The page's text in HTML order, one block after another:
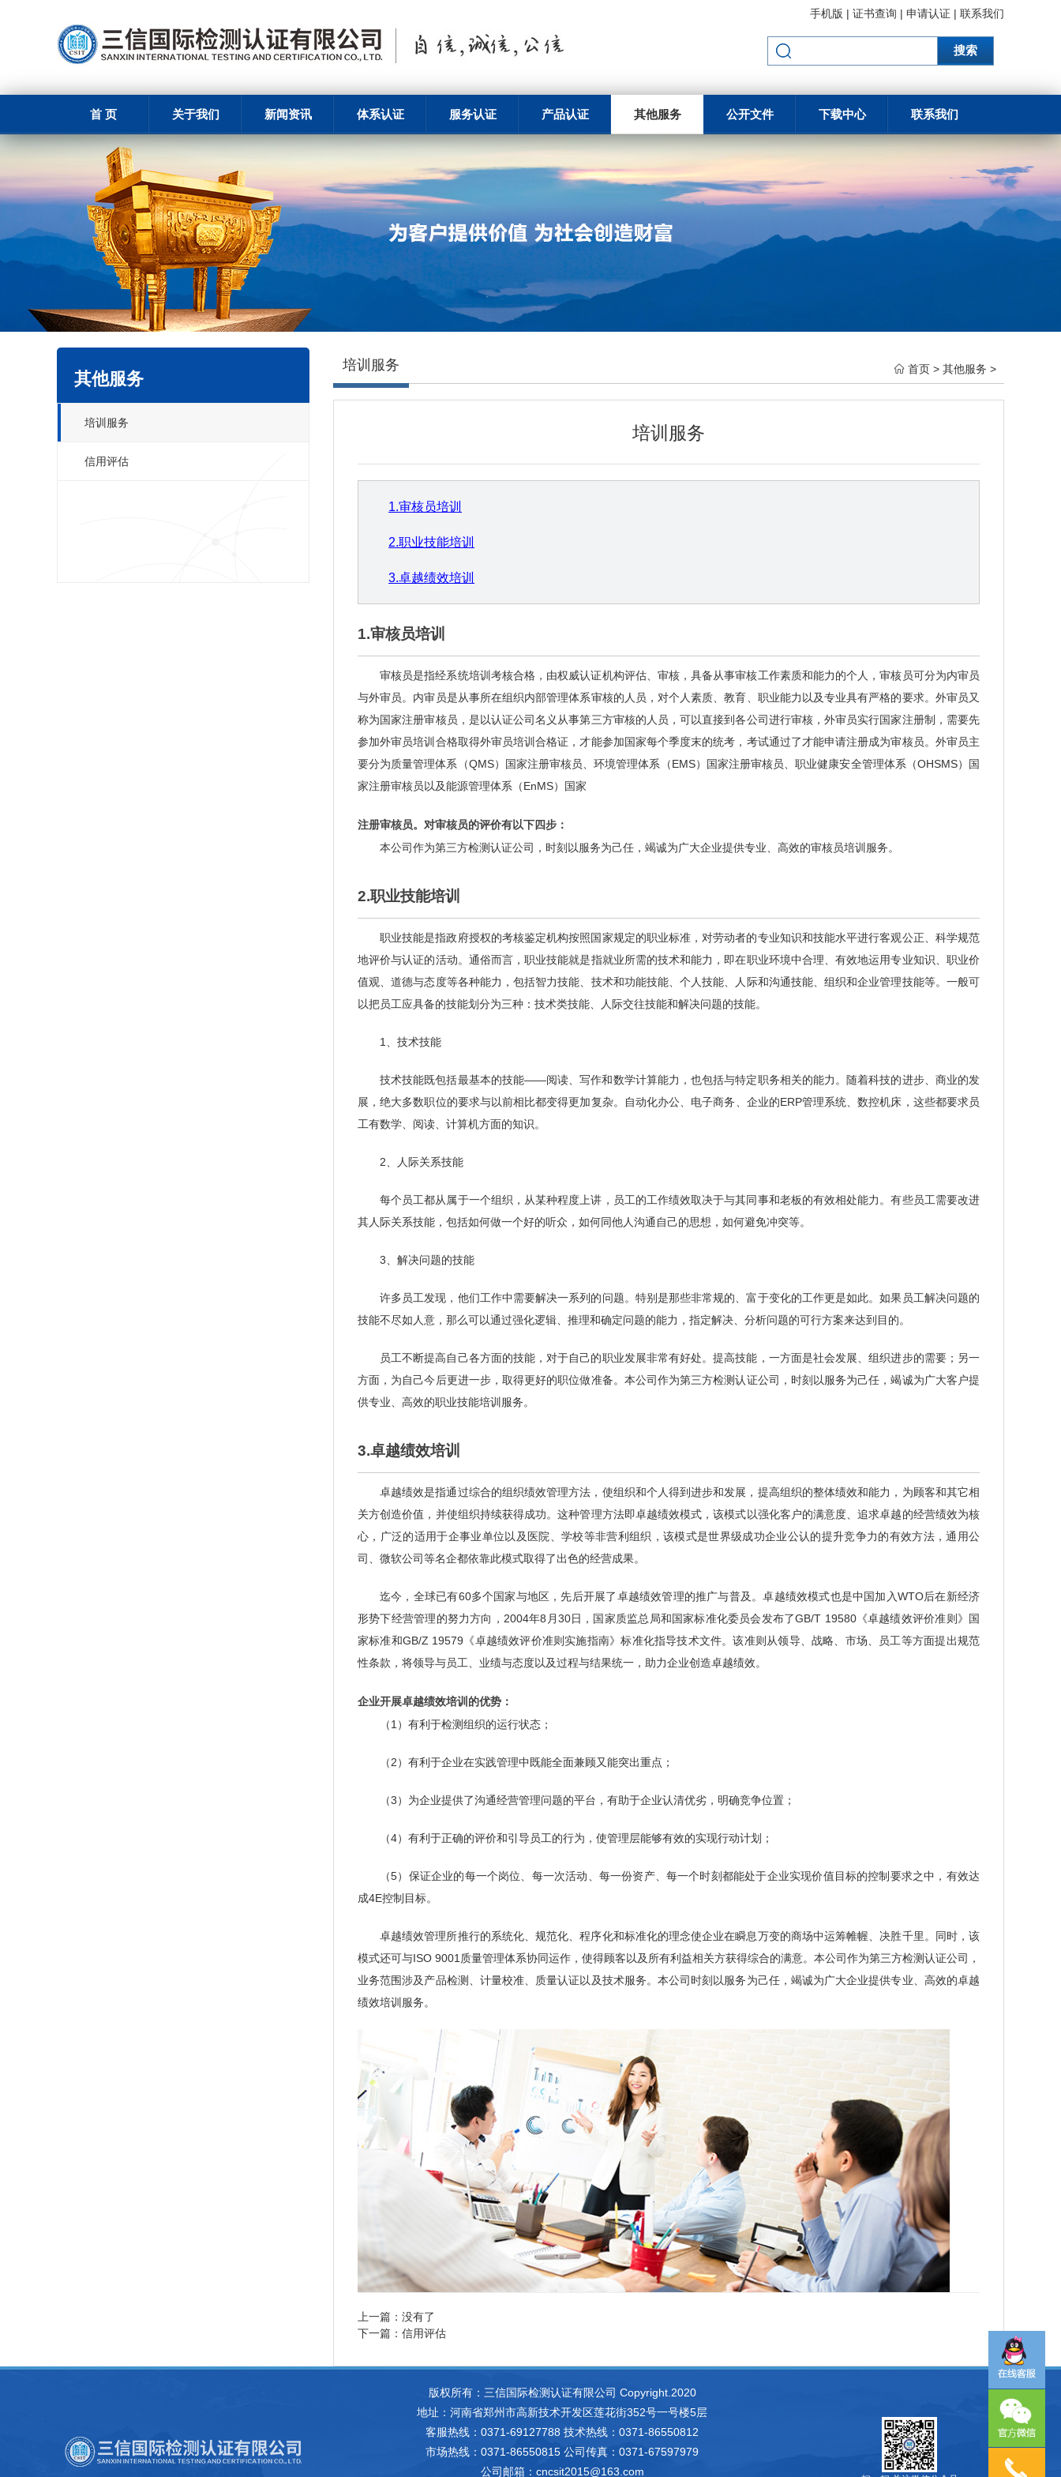
手机版 | 证书查询 | 申请认证 | 联系我们
搜索
首 页 关于我们 新闻资讯 体系认证 服务认证 产品认证 其他服务 公开文件 下载中心 联系我们
其他服务
培训服务
信用评估
培训服务  首页 > 其他服务 >
培训服务
1.审核员培训
2.职业技能培训
3.卓越绩效培训
1.审核员培训
审核员是指经系统培训考核合格，由权威认证机构评估、审核，具备从事审核工作素质和能力的个人，审核员可分为内审员
与外审员。内审员是从事所在组织内部管理体系审核的人员，对个人素质、教育、职业能力以及专业具有严格的要求。外审员又
称为国家注册审核员，是以认证公司名义从事第三方审核的人员，可以直接到各公司进行审核，外审员实行国家注册制，需要先
参加外审员培训合格取得外审员培训合格证，才能参加国家每个季度末的统考，考试通过了才能申请注册成为审核员。外审员主
要分为质量管理体系（QMS）国家注册审核员、环境管理体系（EMS）国家注册审核员、职业健康安全管理体系（OHSMS）国
家注册审核员以及能源管理体系（EnMS）国家
注册审核员。对审核员的评价有以下四步：
本公司作为第三方检测认证公司，时刻以服务为己任，竭诚为广大企业提供专业、高效的审核员培训服务。
2.职业技能培训
职业技能是指政府授权的考核鉴定机构按照国家规定的职业标准，对劳动者的专业知识和技能水平进行客观公正、科学规范
地评价与认证的活动。通俗而言，职业技能就是指就业所需的技术和能力，即在职业环境中合理、有效地运用专业知识、职业价
值观、道德与态度等各种能力，包括智力技能、技术和功能技能、个人技能、人际和沟通技能、组织和企业管理技能等。一般可
以把员工应具备的技能划分为三种：技术类技能、人际交往技能和解决问题的技能。
1、技术技能
技术技能既包括最基本的技能——阅读、写作和数学计算能力，也包括与特定职务相关的能力。随着科技的进步、商业的发
展，绝大多数职位的要求与以前相比都变得更加复杂。自动化办公、电子商务、企业的ERP管理系统、数控机床，这些都要求员
工有数学、阅读、计算机方面的知识。
2、人际关系技能
每个员工都从属于一个组织，从某种程度上讲，员工的工作绩效取决于与其同事和老板的有效相处能力。有些员工需要改进
其人际关系技能，包括如何做一个好的听众，如何同他人沟通自己的思想，如何避免冲突等。
3、解决问题的技能
许多员工发现，他们工作中需要解决一系列的问题。特别是那些非常规的、富于变化的工作更是如此。如果员工解决问题的
技能不尽如人意，那么可以通过强化逻辑、推理和确定问题的能力，指定解决、分析问题的可行方案来达到目的。
员工不断提高自己各方面的技能，对于自己的职业发展非常有好处。提高技能，一方面是社会发展、组织进步的需要；另一
方面，为自己今后更进一步，取得更好的职位做准备。本公司作为第三方检测认证公司，时刻以服务为己任，竭诚为广大客户提
供专业、高效的职业技能培训服务。
3.卓越绩效培训
卓越绩效是指通过综合的组织绩效管理方法，使组织和个人得到进步和发展，提高组织的整体绩效和能力，为顾客和其它相
关方创造价值，并使组织持续获得成功。这种管理方法即卓越绩效模式，该模式以强化客户的满意度、追求卓越的经营绩效为核
心，广泛的适用于企事业单位以及医院、学校等非营利组织，该模式是世界级成功企业公认的提升竞争力的有效方法，通用公
司、微软公司等名企都依靠此模式取得了出色的经营成果。
迄今，全球已有60多个国家与地区，先后开展了卓越绩效管理的推广与普及。卓越绩效模式也是中国加入WTO后在新经济
形势下经营管理的努力方向，2004年8月30日，国家质监总局和国家标准化委员会发布了GB/T 19580《卓越绩效评价准则》国
家标准和GB/Z 19579《卓越绩效评价准则实施指南》标准化指导技术文件。该准则从领导、战略、市场、员工等方面提出规范
性条款，将领导与员工、业绩与态度以及过程与结果统一，助力企业创造卓越绩效。
企业开展卓越绩效培训的优势：
（1）有利于检测组织的运行状态；
（2）有利于企业在实践管理中既能全面兼顾又能突出重点；
（3）为企业提供了沟通经营管理问题的平台，有助于企业认清优劣，明确竞争位置；
（4）有利于正确的评价和引导员工的行为，使管理层能够有效的实现行动计划；
（5）保证企业的每一个岗位、每一次活动、每一份资产、每一个时刻都能处于企业实现价值目标的控制要求之中，有效达
成4E控制目标。
卓越绩效管理所推行的系统化、规范化、程序化和标准化的理念使企业在瞬息万变的商场中运筹帷幄、决胜千里。同时，该
模式还可与ISO 9001质量管理体系协同运作，使得顾客以及所有利益相关方获得综合的满意。本公司作为第三方检测认证公司，
业务范围涉及产品检测、计量校准、质量认证以及技术服务。本公司时刻以服务为己任，竭诚为广大企业提供专业、高效的卓越
绩效培训服务。
上一篇：没有了
下一篇： 信用评估
版权所有：三信国际检测认证有限公司 Copyright.2020
地址：河南省郑州市高新技术开发区莲花街352号一号楼5层
客服热线：0371-69127788 技术热线：0371-86550812
市场热线：0371-86550815 公司传真：0371-67597979
公司邮箱：cncsit2015@163.com